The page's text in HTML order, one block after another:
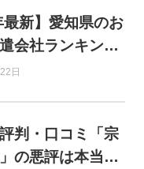
最新】愛知県のお
会社ランキング
方・職種・エリ
日
判・口コミ「宗
の悪評は本当？